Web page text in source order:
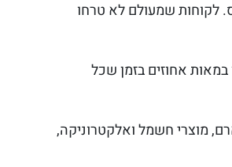
לקוחות שמעולם לא טרחו
במאות אחוזים בזמן שכל
מוצרי חשמל ואלקטרוניקה,